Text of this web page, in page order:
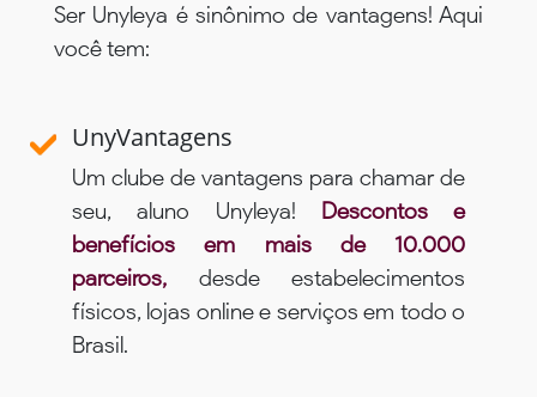
Ser Unyleya é sinônimo de vantagens! Aqui
você tem:
UnyVantagens
Um clube de vantagens para chamar de
seu, aluno Unyleya! Descontos e
benefícios em mais de 10.000
parceiros, desde estabelecimentos
físicos, lojas online e serviços em todo o
Brasil.